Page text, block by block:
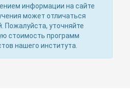
информации на сайте
может отличаться
Пожалуйста, уточняйте
стоимость программ
нашего института.